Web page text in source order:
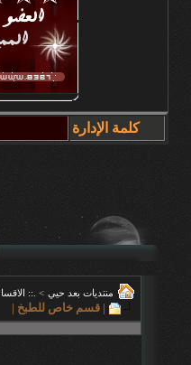
كلمة الإدارة
منتديات بعد حيي >
.::
| قسم خاص للطبخ |